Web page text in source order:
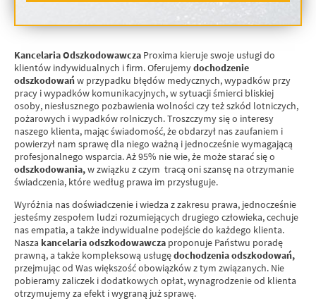
Kancelaria Odszkodowawcza Proxima kieruje swoje usługi do
klientów indywidualnych i firm. Oferujemydochodzenie
odszkodowańw przypadku błędów medycznych, wypadków przy
pracy i wypadków komunikacyjnych, w sytuacji śmierci bliskiej
osoby, niesłusznego pozbawienia wolności czy też szkód lotniczych,
pożarowych i wypadków rolniczych. Troszczymy się o interesy
naszego klienta, mając świadomość, że obdarzył nas zaufaniem i
powierzył nam sprawę dla niego ważną i jednocześnie wymagającą
profesjonalnego wsparcia. Aż 95% nie wie, że może starać się o
odszkodowania,w związku z czym tracą oni szansę na otrzymanie
świadczenia, które według prawa im przysługuje.
Wyróżnia nas doświadczenie i wiedza z zakresu prawa, jednocześnie
jesteśmy zespołem ludzi rozumiejących drugiego człowieka, cechuje
nas empatia, a także indywidualne podejście do każdego klienta.
Nasza kancelaria odszkodowawcza proponuje Państwu poradę
prawną, a także kompleksową usługędochodzenia odszkodowań,
przejmując od Was większość obowiązków z tym związanych. Nie
pobieramy zaliczek i dodatkowych opłat, wynagrodzenie od klienta
otrzymujemy za efekt i wygraną już sprawę.